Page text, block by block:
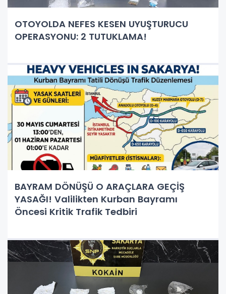
OTOYOLDA NEFES KESEN UYUŞTURUCU
OPERASYONU: 2 TUTUKLAMA!
BAYRAM DÖNÜŞÜ O ARAÇLARA GEÇİŞ
YASAĞI! Valilikten Kurban Bayramı
Öncesi Kritik Trafik Tedbiri